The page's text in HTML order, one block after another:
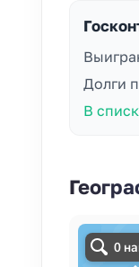
Долги
В